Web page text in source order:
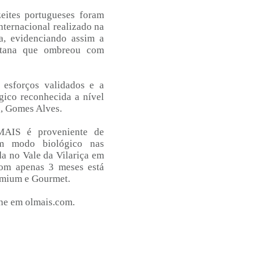
portugueses foram
realizado na
evidenciando assim a
que ombreou com
validados e a
reconhecida a nível
Gomes Alves.
é proveniente de
modo biológico nas
no Vale da Vilariça em
apenas 3 meses está
e Gourmet.
emolmais.com.